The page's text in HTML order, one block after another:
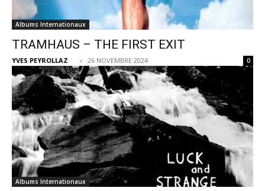
Albums Internationaux
TRAMHAUS – THE FIRST EXIT
YVES PEYROLLAZ - 26 NOVEMBRE 2024 0
Albums Internationaux